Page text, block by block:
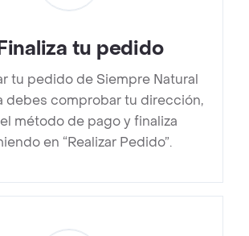
tu pedido
tu pedido de Siempre Natural
debes comprobar tu dirección,
método de pago y finaliza
en “Realizar Pedido”.